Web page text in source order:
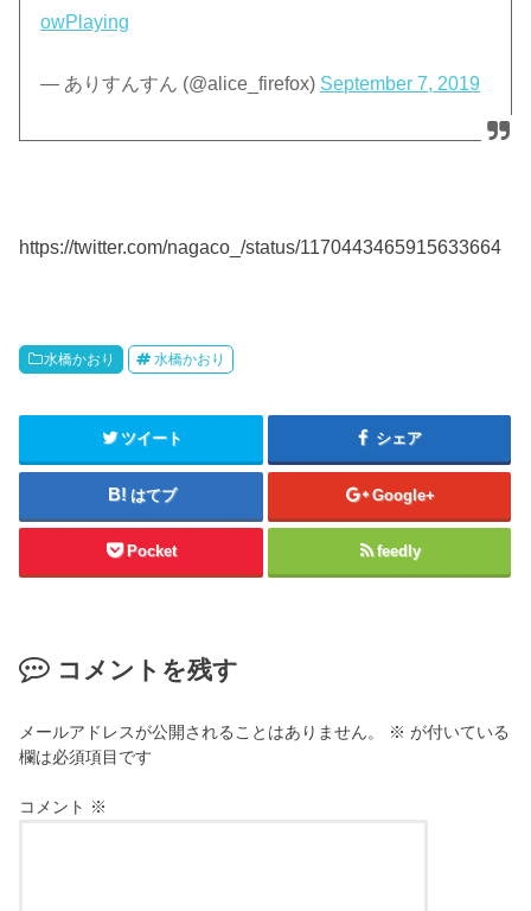
owPlaying
— ありすんすん (@alice_firefox) September 7, 2019
https://twitter.com/nagaco_/status/1170443465915633664
水橋かおり 水橋かおり
ツイート シェア
はてブ Google+
Pocket feedly
コメントを残す
メールアドレスが公開されることはありません。 ※ が付いている
欄は必須項目です
コメント ※